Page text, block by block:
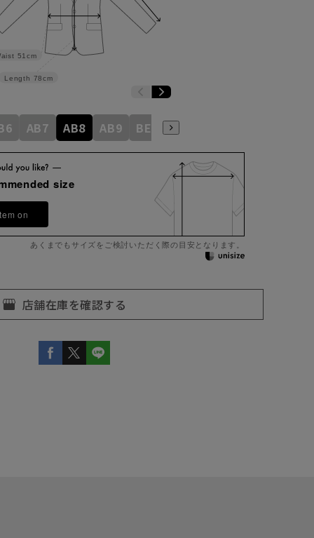
Length 78cm
51cm
AB7 AB8 AB9 BE3 BE4
size
on
あくまでもサイズをご検討いただく際の目安となります。